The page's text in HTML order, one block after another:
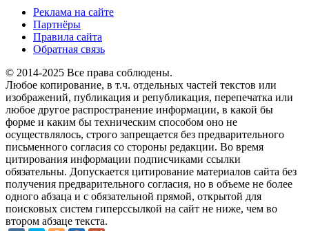
Реклама на сайте
Партнёры
Правила сайта
Обратная связь
© 2014-2025 Все права соблюдены.
Любое копирование, в т.ч. отдельных частей текстов или
изображений, публикация и републикация, перепечатка или
любое другое распространение информации, в какой бы
форме и каким бы техническим способом оно не
осуществлялось, строго запрещается без предварительного
письменного согласия со стороны редакции. Во время
цитирования информации подписчиками ссылки
обязательны. Допускается цитирование материалов сайта без
получения предварительного согласия, но в объеме не более
одного абзаца и с обязательной прямой, открытой для
поисковых систем гиперссылкой на сайт не ниже, чем во
втором абзаце текста.